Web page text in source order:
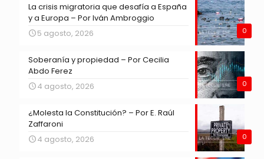
0
La crisis migratoria que desafía a España
y a Europa – Por Iván Ambroggio
5 agosto, 2026
0
Soberanía y propiedad – Por Cecilia
Abdo Ferez
4 agosto, 2026
0
¿Molesta la Constitución? – Por E. Raúl
Zaffaroni
4 agosto, 2026